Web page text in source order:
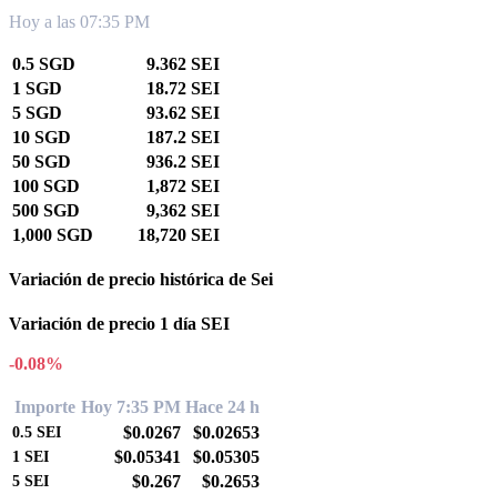
Hoy a las 07:35 PM
0.5 SGD
9.362 SEI
1 SGD
18.72 SEI
5 SGD
93.62 SEI
10 SGD
187.2 SEI
50 SGD
936.2 SEI
100 SGD
1,872 SEI
500 SGD
9,362 SEI
1,000 SGD
18,720 SEI
Variación de precio histórica de Sei
Variación de precio 1 día SEI
-0.08%
Importe Hoy 7:35 PM Hace 24 h
0.5 SEI $0.0267 $0.02653
1 SEI $0.05341 $0.05305
5 SEI $0.267 $0.2653